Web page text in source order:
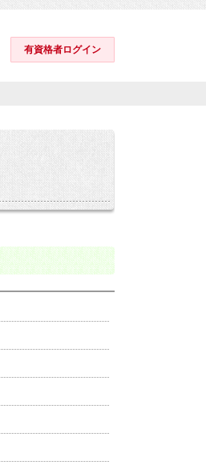
有資格者ログイン